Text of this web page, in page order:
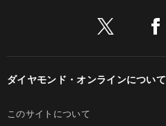
ダイヤモンド・オンラインについて
このサイトについて